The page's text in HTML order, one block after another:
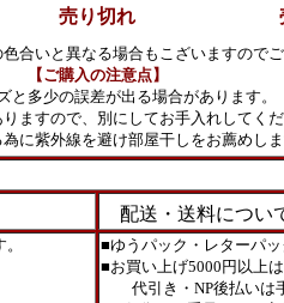
売り切れ
合いと異なる場合もこざいますのでご
【ご購入の注意点】
と多少の誤差が出る場合があります。
ますので、別にしてお手入れしてくだ
に紫外線を避け部屋干しをお薦めしま
配送・送料につい
■ゆうパック・レターパッ
■お買い上げ5000円以上は
代引き・NP後払いは手